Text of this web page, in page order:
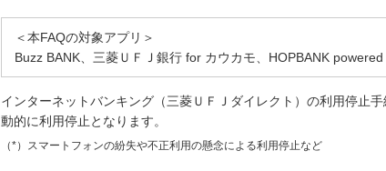
＜本FAQの対象アプリ＞
Buzz BANK、三菱ＵＦＪ銀行 for カウカモ、HOPBANK
インターネットバンキング（三菱ＵＦＪダイレクト）の利用停止手
動的に利用停止となります。
（*）スマートフォンの紛失や不正利用の懸念による利用停止など